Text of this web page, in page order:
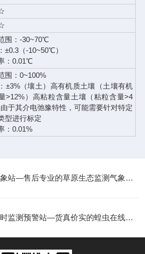
围：-30~70℃
±0.3（-10~50℃）
：0.01℃
围：0~100%
±3%（壤土）高有机质土壤（土壤有机
>12%）高粘粒含量土壤（粘粒含量>4
于其介电弛豫特性，可能需要针对特定
型进行标定
：0.01%
草原气象站—售后专业的草原生态监测气象站@2025全+国+发+货
蝗虫实时监测预警站—货真价实的蝗虫在线监测站@2025全境派送